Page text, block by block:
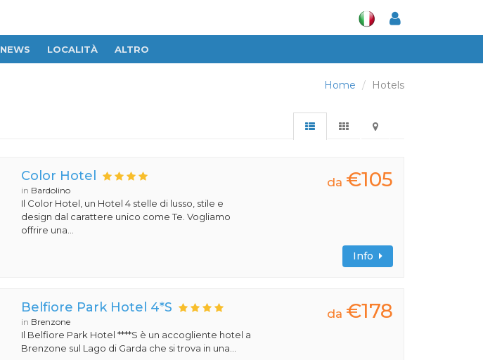
NEWS LOCALITÀ ALTRO
Home Hotels
Color Hotel
in Bardolino
Il Color Hotel, un Hotel 4 stelle di lusso, stile e
design dal carattere unico come Te. Vogliamo
offrire una...
da €105
Info
Belfiore Park Hotel 4*S
in Brenzone
Il Belfiore Park Hotel ****S è un accogliente hotel a
Brenzone sul Lago di Garda che si trova in una...
da €178